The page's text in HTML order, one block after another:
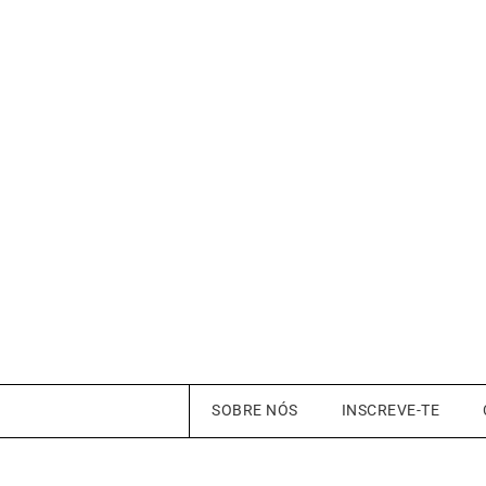
SOBRE NÓS INSCREVE-TE